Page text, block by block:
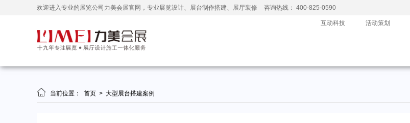
欢迎进入专业的展览公司力美会展官网，专业展览设计、展台制作搭建、展厅装修 咨询热线： 400-825-0590
互动科技 活动策划
 当前位置： 首页 > 大型展台搭建案例